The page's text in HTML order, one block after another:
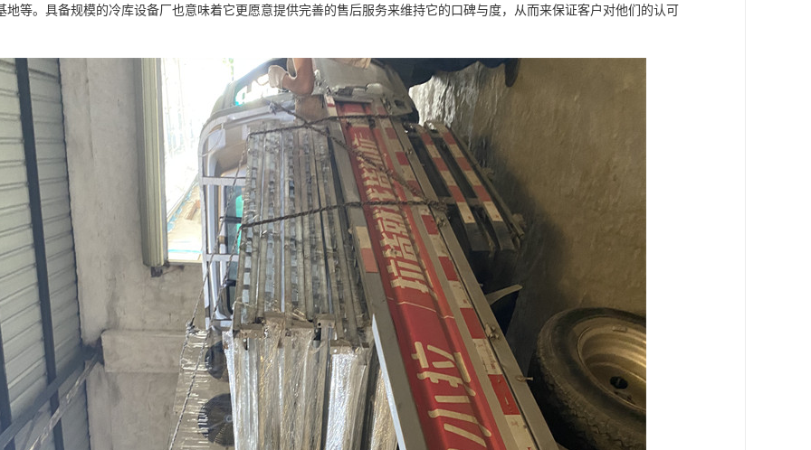
地等。具备规模的冷库设备厂也意味着它更愿意提供完善的售后服务来维持它的口碑与度，从而来保证客户对他们的认可